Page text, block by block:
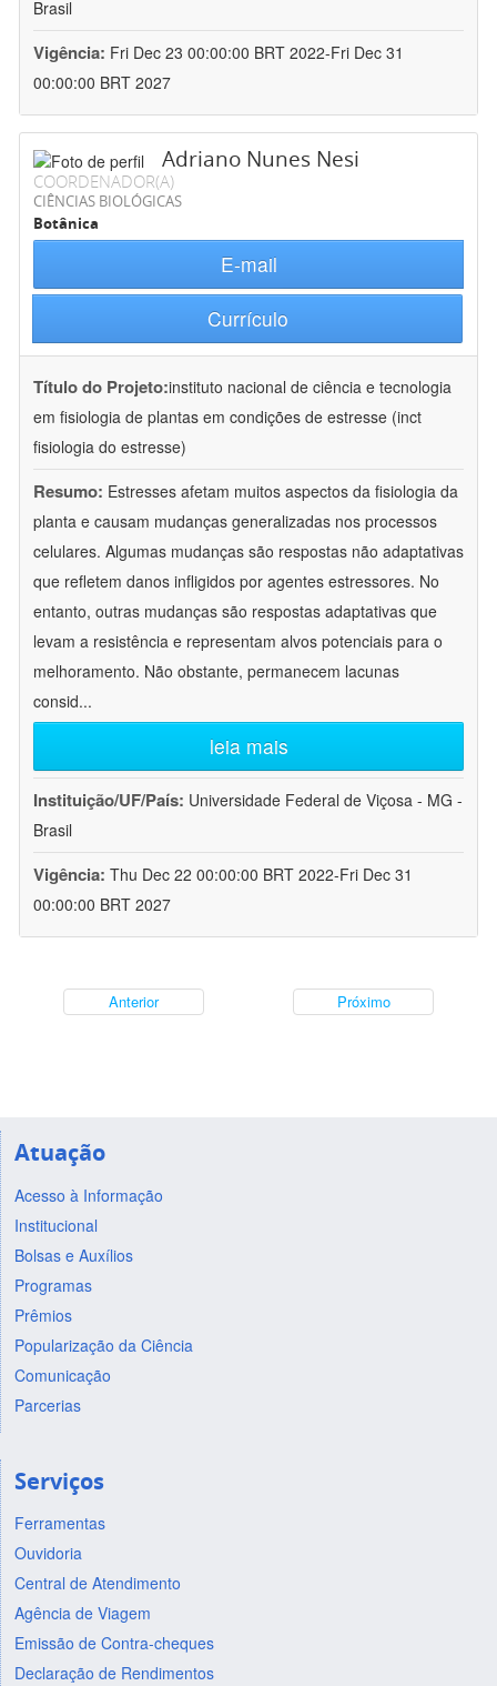
Brasil
Vigência: Fri Dec 23 00:00:00 BRT 2022-Fri Dec 31
00:00:00 BRT 2027
Adriano Nunes Nesi
COORDENADOR(A)
CIÊNCIAS BIOLÓGICAS
Botânica
E-mail
Currículo
Título do Projeto:instituto nacional de ciência e tecnologia
em fisiologia de plantas em condições de estresse (inct
fisiologia do estresse)
Resumo: Estresses afetam muitos aspectos da fisiologia da
planta e causam mudanças generalizadas nos processos
celulares. Algumas mudanças são respostas não adaptativas
que refletem danos infligidos por agentes estressores. No
entanto, outras mudanças são respostas adaptativas que
levam a resistência e representam alvos potenciais para o
melhoramento. Não obstante, permanecem lacunas
consid...
leia mais
Instituição/UF/País: Universidade Federal de Viçosa - MG -
Brasil
Vigência: Thu Dec 22 00:00:00 BRT 2022-Fri Dec 31
00:00:00 BRT 2027
Anterior Próximo
Atuação
Acesso à Informação
Institucional
Bolsas e Auxílios
Programas
Prêmios
Popularização da Ciência
Comunicação
Parcerias
Serviços
Ferramentas
Ouvidoria
Central de Atendimento
Agência de Viagem
Emissão de Contra-cheques
Declaração de Rendimentos